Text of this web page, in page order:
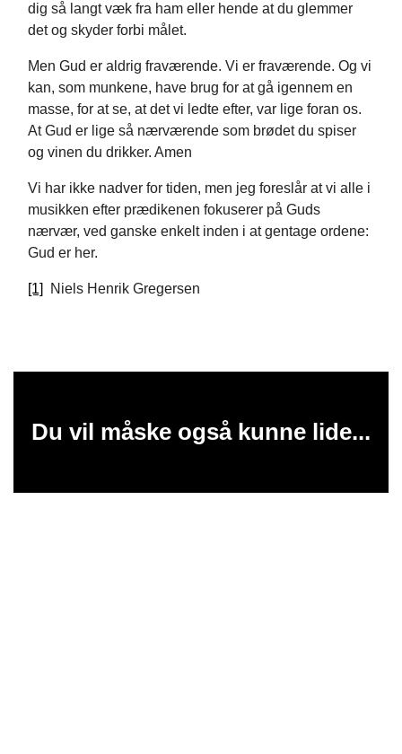
dig så langt væk fra ham eller hende at du glemmer
det og skyder forbi målet.
Men Gud er aldrig fraværende. Vi er fraværende. Og vi
kan, som munkene, have brug for at gå igennem en
masse, for at se, at det vi ledte efter, var lige foran os.
At Gud er lige så nærværende som brødet du spiser
og vinen du drikker. Amen
Vi har ikke nadver for tiden, men jeg foreslår at vi alle i
musikken efter prædikenen fokuserer på Guds
nærvær, ved ganske enkelt inden i at gentage ordene:
Gud er her.
[1] Niels Henrik Gregersen
Du vil måske også kunne lide...